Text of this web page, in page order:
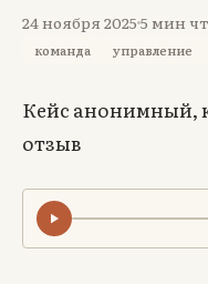
Аудит
24 ноября 20255 мин
команда управление
Кейс анонимный,
отзыв